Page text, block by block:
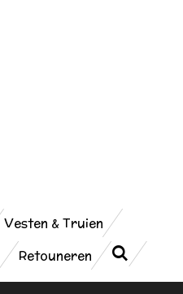
Vesten & Truien
Retouneren